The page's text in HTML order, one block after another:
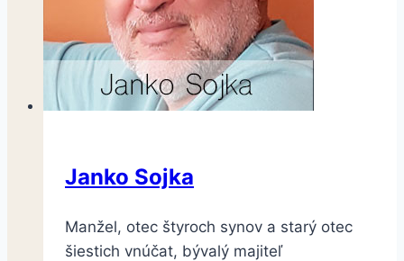
Janko Sojka
Manžel, otec štyroch synov a starý otec
šiestich vnúčat, bývalý majiteľ